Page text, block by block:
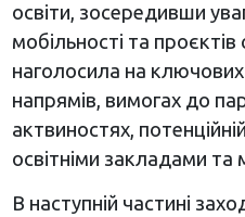
освіти, зосередивши
мобільності та проєктів
наголосила на
напрямів, вимогах до
актвиностях,
освітніми закладами
В наступній частині